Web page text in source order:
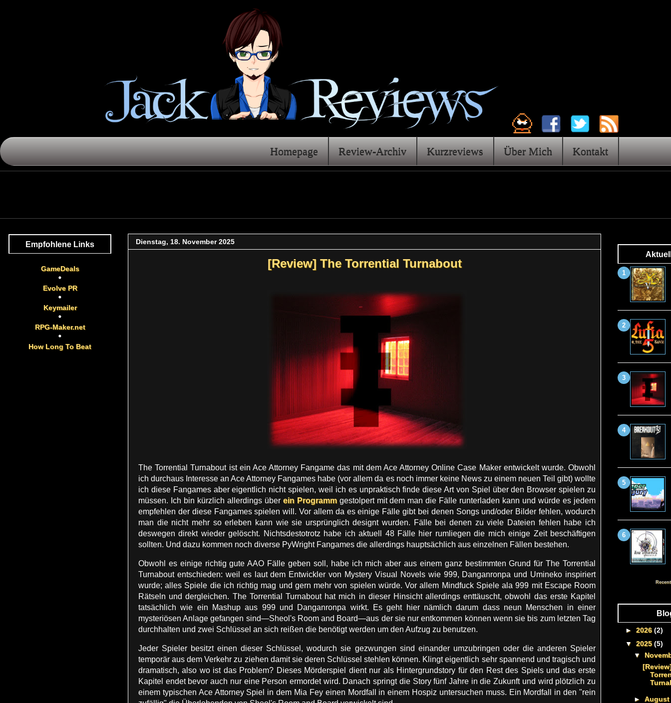
Homepage Review-Archiv Kurzreviews Über Mich Kontakt
Dienstag, 18. November 2025
[Review] The Torrential Turnabout
The Torrential Turnabout ist ein Ace Attorney Fangame das mit dem Ace Attorney Online Case Maker entwickelt wurde. Obwohl
ich durchaus Interesse an Ace Attorney Fangames habe (vor allem da es noch immer keine News zu einem neuen Teil gibt) wollte
ich diese Fangames aber eigentlich nicht spielen, weil ich es unpraktisch finde diese Art von Spiel über den Browser spielen zu
müssen. Ich bin kürzlich allerdings über ein Programmgestolpert mit dem man die Fälle runterladen kann und würde es jedem
empfehlen der diese Fangames spielen will. Vor allem da es einige Fälle gibt bei denen Songs und/oder Bilder fehlen, wodurch
man die nicht mehr so erleben kann wie sie ursprünglich designt wurden. Fälle bei denen zu viele Dateien fehlen habe ich
deswegen direkt wieder gelöscht. Nichtsdestotrotz habe ich aktuell 48 Fälle hier rumliegen die mich einige Zeit beschäftigen
sollten. Und dazu kommen noch diverse PyWright Fangames die allerdings hauptsächlich aus einzelnen Fällen bestehen.
Obwohl es einige richtig gute AAO Fälle geben soll, habe ich mich aber aus einem ganz bestimmten Grund für The Torrential
Turnabout entschieden: weil es laut dem Entwickler von Mystery Visual Novels wie 999, Danganronpa und Umineko inspiriert
wurde; alles Spiele die ich richtig mag und gern mehr von spielen würde. Vor allem Mindfuck Spiele ala 999 mit Escape Room
Rätseln und dergleichen. The Torrential Turnabout hat mich in dieser Hinsicht allerdings enttäuscht, obwohl das erste Kapitel
tatsächlich wie ein Mashup aus 999 und Danganronpa wirkt. Es geht hier nämlich darum dass neun Menschen in einer
mysteriösen Anlage gefangen sind—Sheol's Room and Board—aus der sie nur entkommen können wenn sie bis zum letzten Tag
durchhalten und zwei Schlüssel an sich reißen die benötigt werden um den Aufzug zu benutzen.
Jeder Spieler besitzt einen dieser Schlüssel, wodurch sie gezwungen sind einander umzubringen oder die anderen Spieler
temporär aus dem Verkehr zu ziehen damit sie deren Schlüssel stehlen können. Klingt eigentlich sehr spannend und tragisch und
dramatisch, also wo ist das Problem? Dieses Mörderspiel dient nur als Hintergrundstory für den Rest des Spiels und das erste
Kapitel endet bevor auch nur eine Person ermordet wird. Danach springt die Story fünf Jahre in die Zukunft und wird plötzlich zu
einem typischen Ace Attorney Spiel in dem Mia Fey einen Mordfall in einem Hospiz untersuchen muss. Ein Mordfall in den "rein
Empfohlene Links
GameDeals
Evolve PR
Keymailer
RPG-Maker.net
How Long To Beat
► 2026(2)
▼ 2025(5)
▼
► August